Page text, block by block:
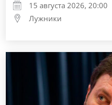
15 августа 2026, 20:00
Лужники